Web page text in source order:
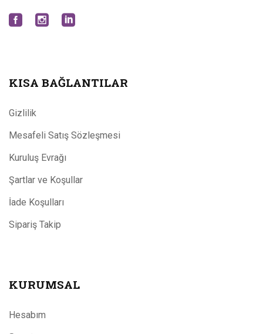
KISA BAĞLANTILAR
Gizlilik
Mesafeli Satış Sözleşmesi
Kuruluş Evrağı
Şartlar ve Koşullar
İade Koşulları
Sipariş Takip
KURUMSAL
Hesabım